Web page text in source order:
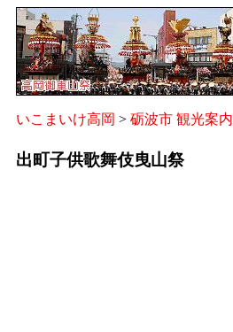
いこまいけ高岡 > 砺波市 観光案内
出町子供歌舞伎曳山祭